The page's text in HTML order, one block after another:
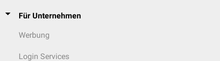
Für Unternehmen
Werbung
Login Services